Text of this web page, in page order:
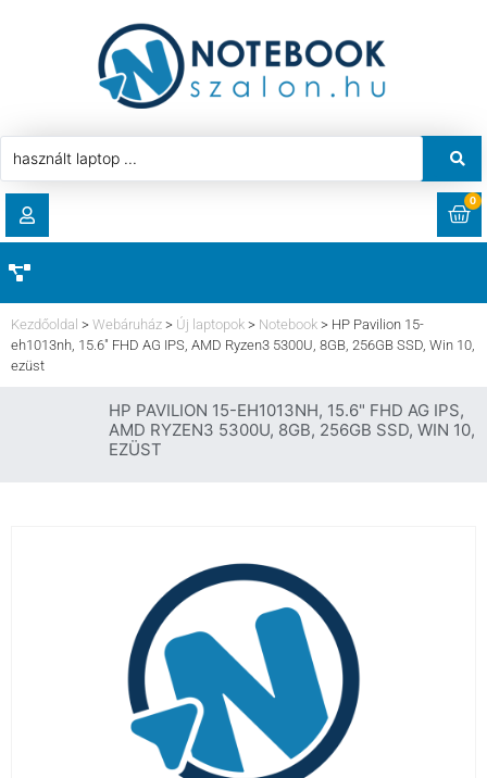
LETÖLTÉSEK
0
HASZNÁLT LAPTOP
AKCIÓ
LAPTOP ALKATRÉSZ
KOMPONENS
LAPTOP SZERVIZ
Kezdőoldal > Webáruház > Új laptopok > Notebook > HP Pavilion 15-
eh1013nh, 15.6″ FHD AG IPS, AMD Ryzen3 5300U, 8GB, 256GB SSD, Win 10,
ezüst
HP PAVILION 15-EH1013NH, 15.6" FHD AG IPS,
AMD RYZEN3 5300U, 8GB, 256GB SSD, WIN 10,
EZÜST